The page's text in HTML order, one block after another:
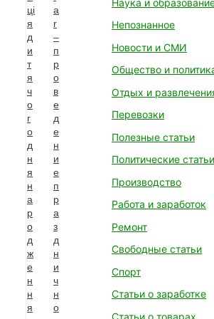
цi
я
д
и
т
я
ч
о
г
о
д
н
я
н
а
р
о
д
ж
е
н
н
я
a
r
–
п
р
о
в
е
д
е
н
и
е
п
р
а
з
д
н
и
ч
н
о
Непознанное
Новости и СМИ
Общество и
Отдых и
Перевозки
Полезные статьи
Политические статьи
Производство
Работа и заработок
Ремонт
Свободные статьи
Спорт
Статьи о заработке
Статьи о товарах